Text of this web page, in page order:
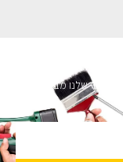
שלנו מבטיחים לא